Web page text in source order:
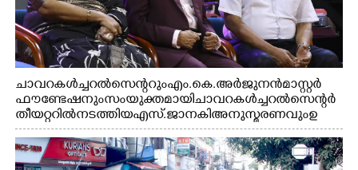
ചാവറ കൾച്ചറൽ സെന്ററും എം.കെ. അർജുനൻ മാസ്റ്റർ
ഫൗണ്ടേഷനും സംയുക്തമായി ചാവറ കൾച്ചറൽ സെന്റർ
തീയറ്ററിൽ നടത്തിയ എസ്. ജാനകി അനുസ്മരണവും ഉ
ദ്ഘാടനം ചെയ്യാനെത്തിയ സംഗീത സംവിധായകൻ ജെറി
അമൽദേവ്, ഗായിക ജെൻസി, എം.കെ. അർജുനൻ
ഫൗണ്ടേഷൻ ചെയർമാൻ ഡോ. രാധാകൃഷ്ണൻ എന്നിവർ